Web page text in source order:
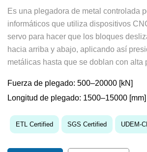
Es una plegadora de metal controlada
informáticos que utiliza dispositivos
servo para hacer que los bloques
hacia arriba y abajo, aplicando así
metálicas hasta que se doblan con alta
Fuerza de plegado: 500–20000 [kN]
Longitud de plegado: 1500–15000 [mm]
ETL Certified SGS Certified UDEM-